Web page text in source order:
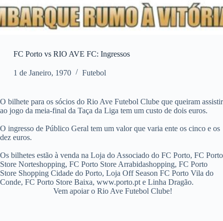
FC Porto vs RIO AVE FC: Ingressos
1 de Janeiro, 1970 Futebol
O bilhete para os sócios do Rio Ave Futebol Clube que queiram assistir
ao jogo da meia-final da Taça da Liga tem um custo de dois euros.
O ingresso de Público Geral tem um valor que varia ente os cinco e os
dez euros.
Os bilhetes estão à venda na Loja do Associado do FC Porto, FC Porto
Store Norteshopping, FC Porto Store Arrabidashopping, FC Porto
Store Shopping Cidade do Porto, Loja Off Season FC Porto Vila do
Conde, FC Porto Store Baixa, www.porto.pt e Linha Dragão.
Vem apoiar o Rio Ave Futebol Clube!